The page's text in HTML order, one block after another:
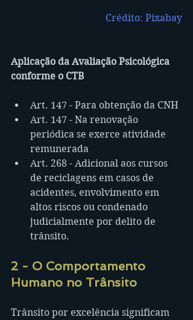
Crédito: Pixabay
Aplicação da Avaliação Psicológica
conforme o CTB
Art. 147 - Para obtenção da CNH
Art. 147 - Na renovação
periódica se exerce atividade
remunerada
Art. 268 - Adicional aos cursos
de reciclagens em casos de
acidentes, envolvimento em
altos riscos ou condenado
judicialmente por delito de
trânsito.
2 - O Comportamento
Humano no Trânsito
Trânsito por excelência significam